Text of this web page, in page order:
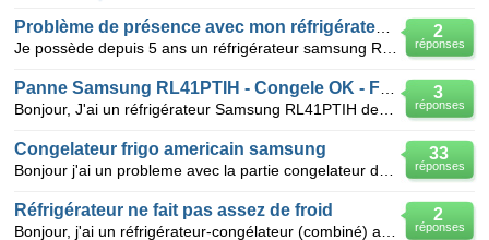
2
réponses
3
réponses
33
réponses
Congelateur frigo americain samsung
2
réponses
Réfrigérateur ne fait pas assez de froid